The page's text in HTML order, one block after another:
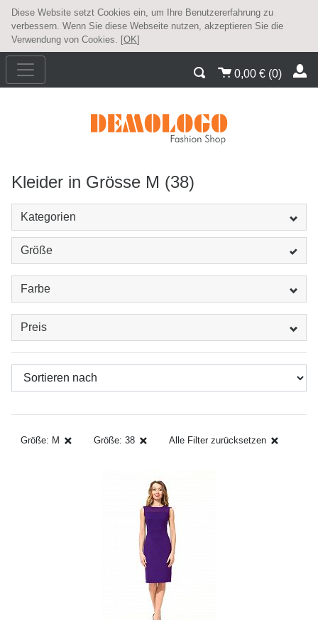
Diese Website setzt Cookies ein, um Ihre Benutzererfahrung zu
verbessern. Wenn Sie diese Webseite nutzen, akzeptieren Sie die
Verwendung von Cookies. [OK]
0,00 € (0)
Kleider in Grösse M (38)
Kategorien
Größe
Farbe
Preis
Größe: M Größe: 38 Alle Filter zurücksetzen